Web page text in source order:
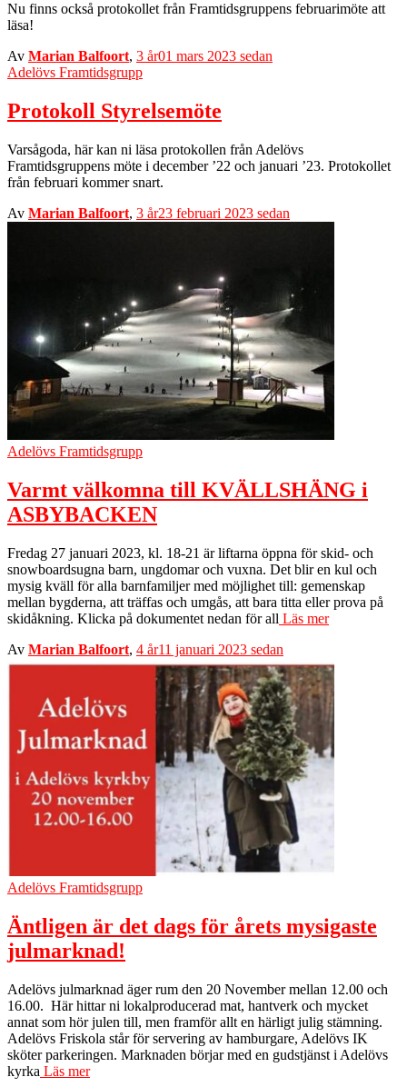
Nu finns också protokollet från Framtidsgruppens februarimöte att
läsa!
Av Marian Balfoort, 3 år01 mars 2023 sedan
Adelövs Framtidsgrupp
Protokoll Styrelsemöte
Varsågoda, här kan ni läsa protokollen från Adelövs
Framtidsgruppens möte i december ’22 och januari ’23. Protokollet
från februari kommer snart.
Av Marian Balfoort, 3 år23 februari 2023 sedan
Adelövs Framtidsgrupp
Varmt välkomna till KVÄLLSHÄNG i
ASBYBACKEN
Fredag 27 januari 2023, kl. 18-21 är liftarna öppna för skid- och
snowboardsugna barn, ungdomar och vuxna. Det blir en kul och
mysig kväll för alla barnfamiljer med möjlighet till: gemenskap
mellan bygderna, att träffas och umgås, att bara titta eller prova på
skidåkning. Klicka på dokumentet nedan för all Läs mer
Av Marian Balfoort, 4 år11 januari 2023 sedan
Adelövs Framtidsgrupp
Äntligen är det dags för årets mysigaste
julmarknad!
Adelövs julmarknad äger rum den 20 November mellan 12.00 och
16.00. Här hittar ni lokalproducerad mat, hantverk och mycket
annat som hör julen till, men framför allt en härligt julig stämning.
Adelövs Friskola står för servering av hamburgare, Adelövs IK
sköter parkeringen. Marknaden börjar med en gudstjänst i Adelövs
kyrka Läs mer